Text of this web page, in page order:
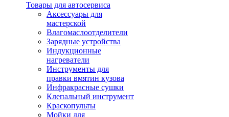
Товары для автосервиса
Аксессуары для
мастерской
Влагомаслоотделители
Зарядные устройства
Индукционные
нагреватели
Инструменты для
правки вмятин кузова
Инфракрасные сушки
Клепальный инструмент
Краскопульты
Мойки для